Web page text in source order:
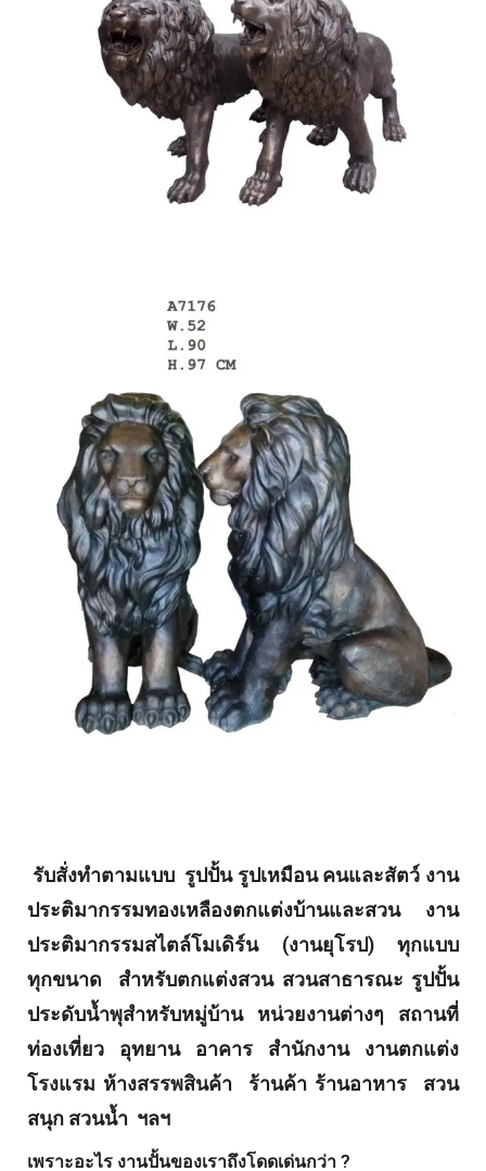
รับสั่งทำตามแบบ รูปปั้น รูปเหมือน คนและสัตว์ งาน
ประติมากรรมทองเหลืองตกแต่งบ้านและสวน งาน
ประติมากรรมสไตล์โมเดิร์น (งานยุโรป) ทุกแบบ
ทุกขนาด สำหรับตกแต่งสวน สวนสาธารณะ รูปปั้น
ประดับน้ำพุสำหรับหมู่บ้าน หน่วยงานต่างๆ สถานที่
ท่องเที่ยว อุทยาน อาคาร สำนักงาน งานตกแต่ง
โรงแรม ห้างสรรพสินค้า ร้านค้า ร้านอาหาร สวน
สนุก สวนน้ำ ฯลฯ
เพราะอะไร งานปั้นของเราถึงโดดเด่นกว่า ?